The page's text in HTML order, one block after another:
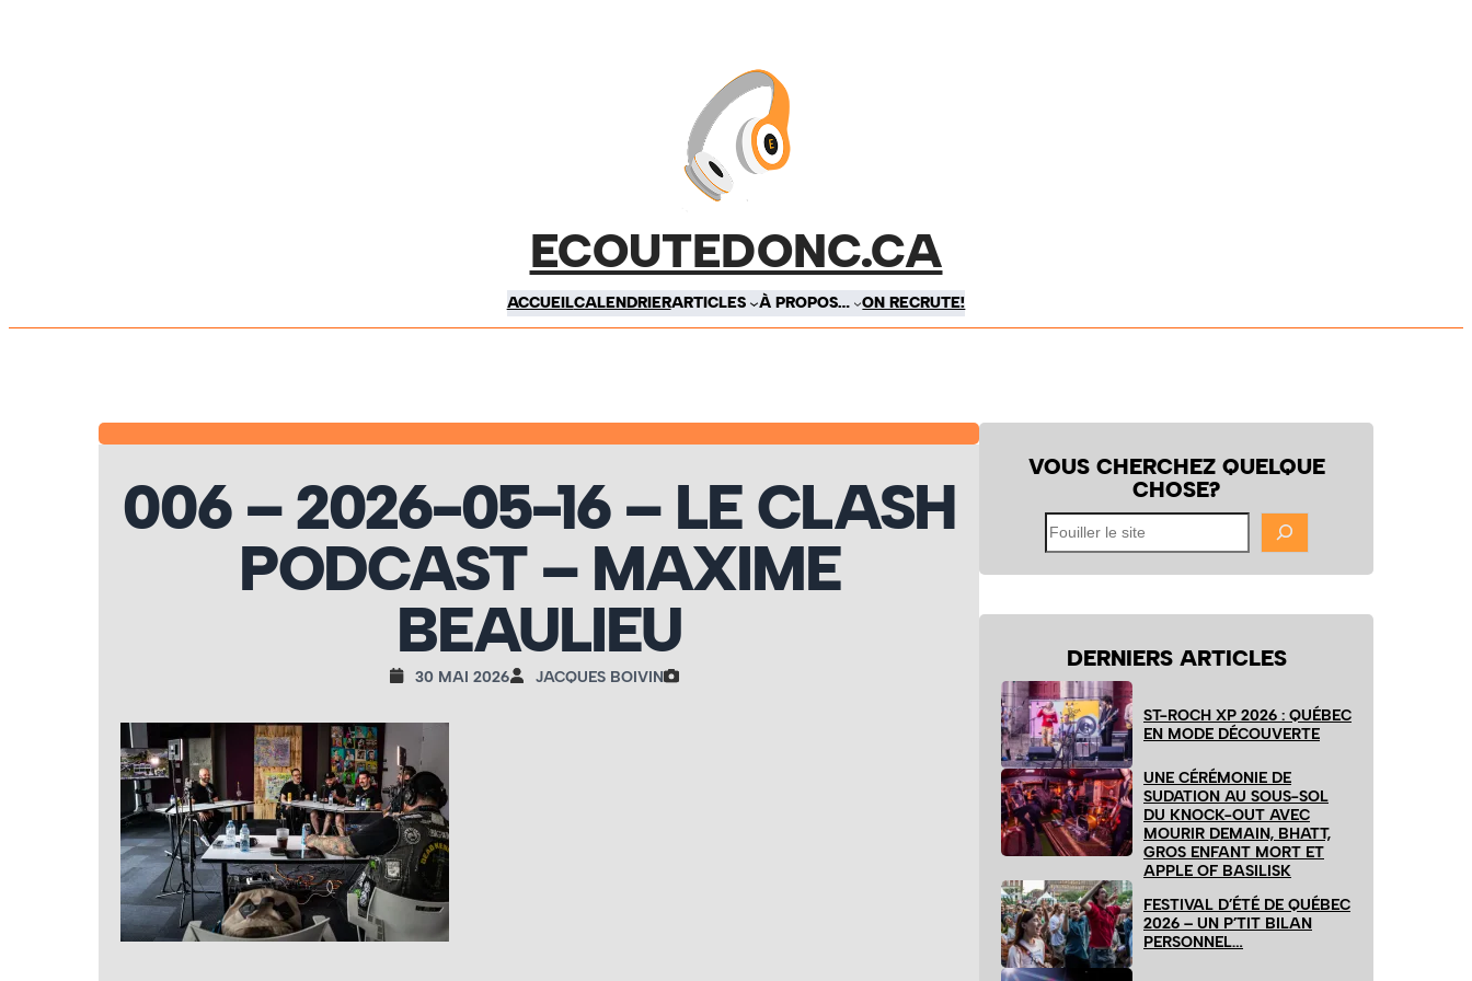
ECOUTEDONC.CA
ACCUEILCALENDRIERARTICLES À PROPOS… ON RECRUTE!
006 – 2026-05-16 – LE CLASH
PODCAST – MAXIME
BEAULIEU
30 MAI 2026 JACQUES BOIVIN
VOUS CHERCHEZ QUELQUE
CHOSE?
Fouiller
le
site
DERNIERS ARTICLES
ST-ROCH XP 2026 : QUÉBEC
EN MODE DÉCOUVERTE
UNE CÉRÉMONIE DE
SUDATION AU SOUS-SOL
DU KNOCK-OUT AVEC
MOURIR DEMAIN, BHATT,
GROS ENFANT MORT ET
APPLE OF BASILISK
FESTIVAL D’ÉTÉ DE QUÉBEC
2026 – UN P’TIT BILAN
PERSONNEL…